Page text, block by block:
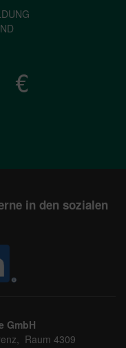
€
in den sozialen
GmbH
Raum 4309